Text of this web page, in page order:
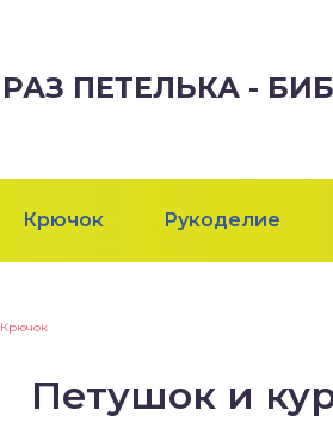
РАЗ ПЕТЕЛЬКА -
Крючок Рукоделие
Крючок
Петушок и